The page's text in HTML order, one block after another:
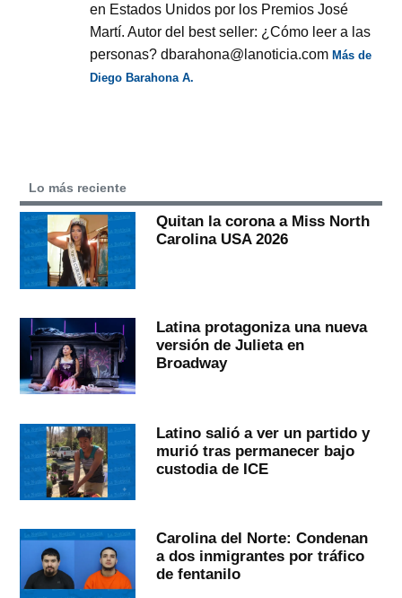
en Estados Unidos por los Premios José
Martí. Autor del best seller: ¿Cómo leer a las
personas? dbarahona@lanoticia.comMás de
Diego Barahona A.
Lo más reciente
Quitan la corona a Miss North
Carolina USA 2026
Latina protagoniza una nueva
versión de Julieta en
Broadway
Latino salió a ver un partido y
murió tras permanecer bajo
custodia de ICE
Carolina del Norte: Condenan
a dos inmigrantes por tráfico
de fentanilo